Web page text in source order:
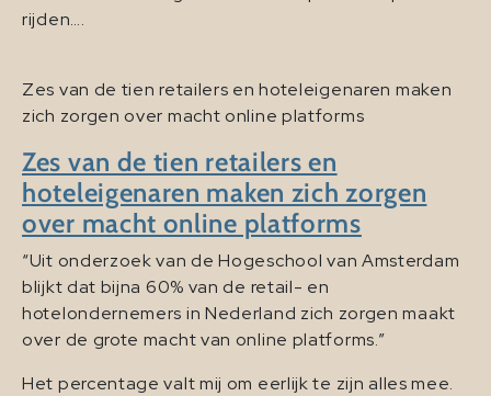
rijden….
Zes van de tien retailers en hoteleigenaren maken
zich zorgen over macht online platforms
Zes van de tien retailers en
hoteleigenaren maken zich zorgen
over macht online platforms
“Uit onderzoek van de Hogeschool van Amsterdam
blijkt dat bijna 60% van de retail- en
hotelondernemers in Nederland zich zorgen maakt
over de grote macht van online platforms.”
Het percentage valt mij om eerlijk te zijn alles mee.